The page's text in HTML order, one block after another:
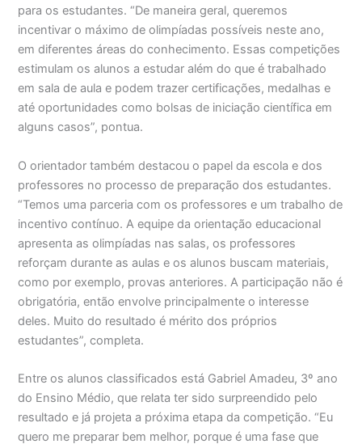
para os estudantes. “De maneira geral, queremos
incentivar o máximo de olimpíadas possíveis neste ano,
em diferentes áreas do conhecimento. Essas competições
estimulam os alunos a estudar além do que é trabalhado
em sala de aula e podem trazer certificações, medalhas e
até oportunidades como bolsas de iniciação científica em
alguns casos”, pontua.
O orientador também destacou o papel da escola e dos
professores no processo de preparação dos estudantes.
“Temos uma parceria com os professores e um trabalho de
incentivo contínuo. A equipe da orientação educacional
apresenta as olimpíadas nas salas, os professores
reforçam durante as aulas e os alunos buscam materiais,
como por exemplo, provas anteriores. A participação não é
obrigatória, então envolve principalmente o interesse
deles. Muito do resultado é mérito dos próprios
estudantes”, completa.
Entre os alunos classificados está Gabriel Amadeu, 3º ano
do Ensino Médio, que relata ter sido surpreendido pelo
resultado e já projeta a próxima etapa da competição. “Eu
quero me preparar bem melhor, porque é uma fase que